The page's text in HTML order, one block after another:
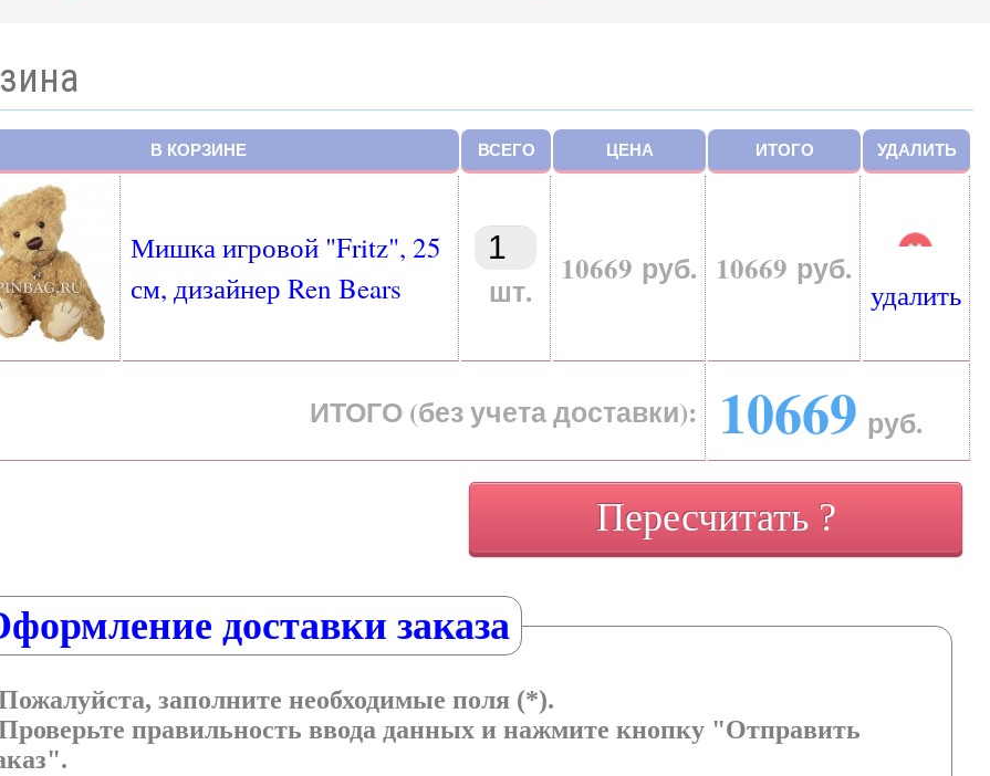
В КОРЗИНЕ ВСЕГО ЦЕНА ИТОГО УДАЛИТЬ
Мишка игровой "Fritz", 25
см, дизайнер Ren Bears
шт.
10669 руб. 10669 руб.
удалить
ИТОГО(без учета доставки): 10669 руб.
доставки заказа
заполните необходимые поля (*).
правильность ввода данных и нажмите кнопку "Отправить